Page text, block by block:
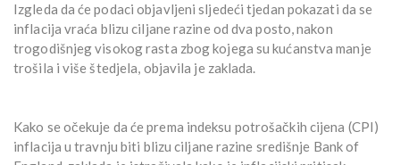
Izgleda da će podaci objavljeni sljedeći tjedan pokazati da se
inflacija vraća blizu ciljane razine od dva posto, nakon
trogodišnjeg visokog rasta zbog kojega su kućanstva manje
trošila i više štedjela, objavila je zaklada.
Kako se očekuje da će prema indeksu potrošačkih cijena (CPI)
inflacija u travnju biti blizu ciljane razine središnje Bank of